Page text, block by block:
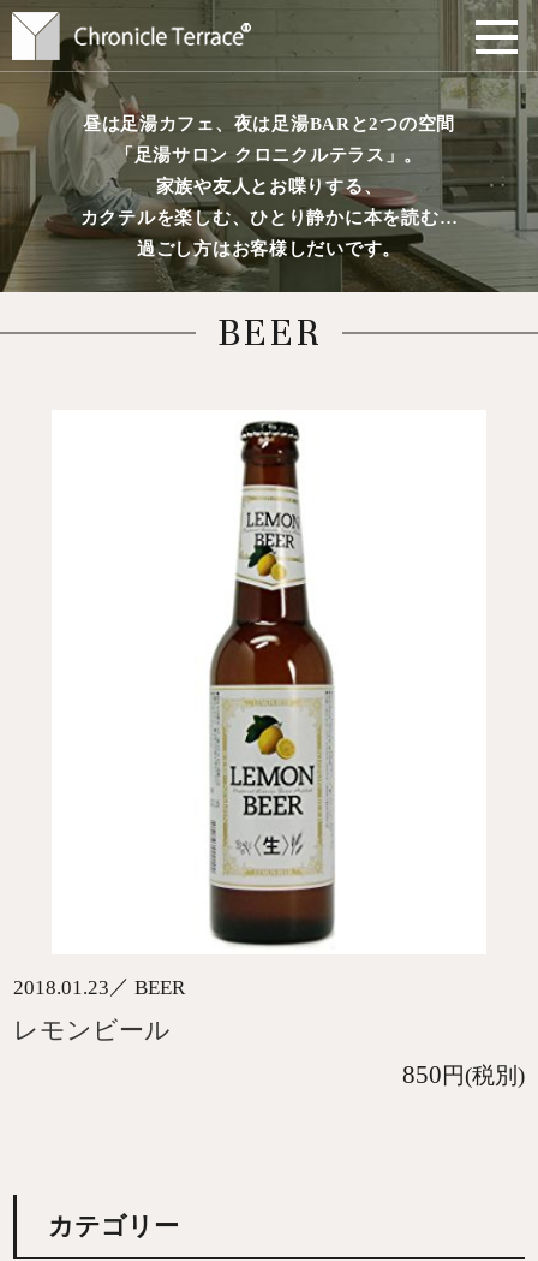
昼は足湯カフェ、夜は足湯BARと2つの空間
「足湯サロン クロニクルテラス」。
家族や友人とお喋りする、
カクテルを楽しむ、ひとり静かに本を読む…
過ごし方はお客様しだいです。
BEER
2018.01.23 ／BEER
レモンビール
850円(税別)
カテゴリー